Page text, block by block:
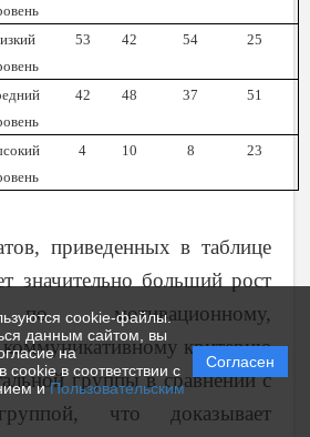
cookie-файлы.
данным сайтом, вы
на
в соответствии с
иПользовательским
Согласен
53 42 54 25
42 48 37 51
4 10 8 23
приведенных в таблице
значительно больший рост
по мотивационному,
критерию
группы в сравнении с
что доказывает